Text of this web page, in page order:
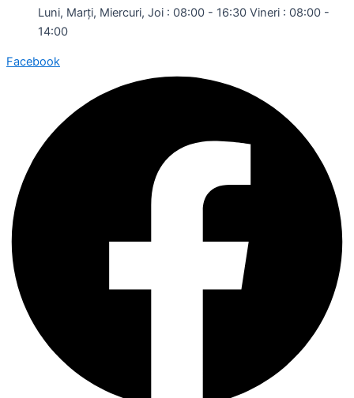
Luni, Marți, Miercuri, Joi : 08:00 - 16:30 Vineri : 08:00 -
14:00
Facebook